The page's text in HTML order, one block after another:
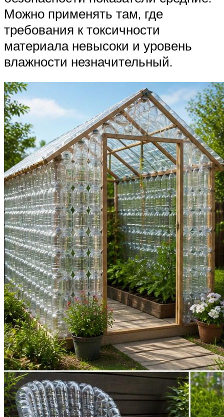
Можно применять там, где
требования к токсичности
материала невысоки и уровень
влажности незначительный.